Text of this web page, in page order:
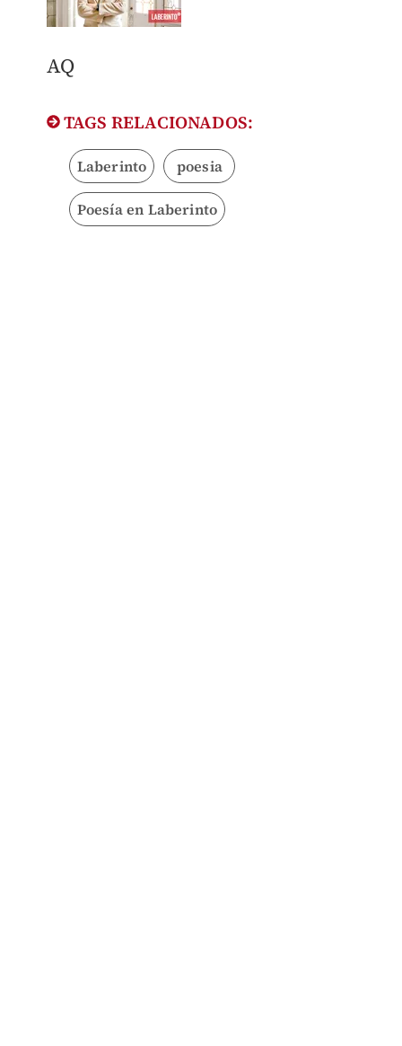
AQ
TAGS RELACIONADOS:
Laberinto poesia
Poesía en Laberinto